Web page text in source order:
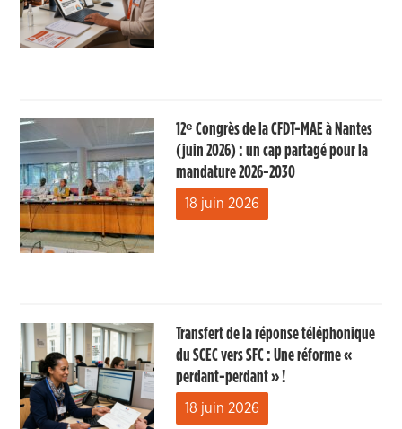
12ᵉ Congrès de la CFDT-MAE à Nantes
(juin 2026) : un cap partagé pour la
mandature 2026-2030
18 juin 2026
Transfert de la réponse téléphonique
du SCEC vers SFC : Une réforme «
perdant-perdant » !
18 juin 2026